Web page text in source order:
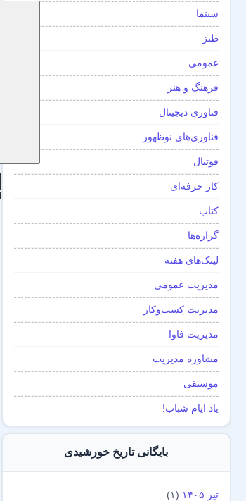
سینما
طنز
عمومی
فرهنگ و هنر
فناوری دیجیتال
فناوری‌های نوظهور
فوتبال
کار حرفه‌ای
کتاب
گزاره‌ها
لینک‌های هفته
مدیریت عمومی
مدیریت کسب‌و‌کار
مدیریت فاوا
مشاوره مدیریت
موسیقی
یاد ایام شباب!
بایگانی تاریخ خورشیدی
تیر ۱۴۰۵ (۱)